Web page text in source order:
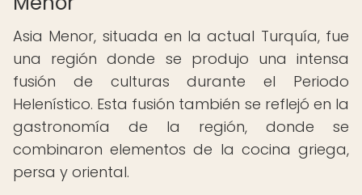
Asia Menor, situada en la actual Turquía, fue
una región donde se produjo una intensa
fusión de culturas durante el Periodo
Helenístico. Esta fusión también se reflejó en la
gastronomía de la región, donde se
combinaron elementos de la cocina griega,
persa y oriental.